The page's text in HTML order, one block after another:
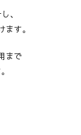
、
す。
まで